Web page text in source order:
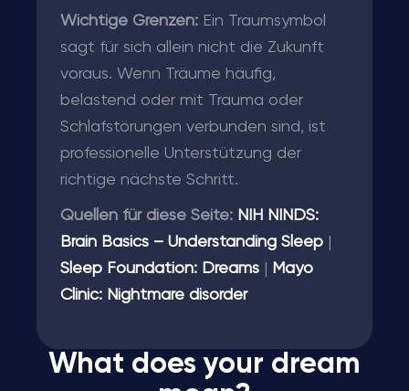
Wichtige Grenzen: Ein Traumsymbol
sagt für sich allein nicht die Zukunft
voraus. Wenn Träume häufig,
belastend oder mit Trauma oder
Schlafstörungen verbunden sind, ist
professionelle Unterstützung der
richtige nächste Schritt.
Quellen für diese Seite: NIH NINDS:
Brain Basics – Understanding Sleep
Sleep Foundation: Dreams
Mayo
Clinic: Nightmare disorder
What does your dream